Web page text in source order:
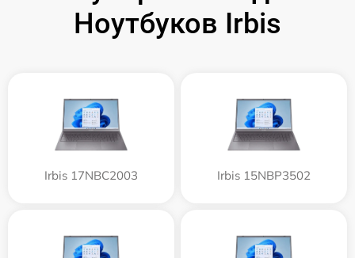
Ноутбуков Irbis
Irbis 17NBC2003 Irbis 15NBP3502